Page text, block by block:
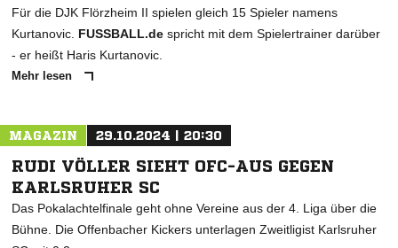
Für die DJK Flörzheim II spielen gleich 15 Spieler namens
Kurtanovic. FUSSBALL.de spricht mit dem Spielertrainer darüber
- er heißt Haris Kurtanovic.
Mehr lesen
MAGAZIN 29.10.2024 | 20:30
RUDI VÖLLER SIEHT OFC-AUS GEGEN
KARLSRUHER SC
Das Pokalachtelfinale geht ohne Vereine aus der 4. Liga über die
Bühne. Die Offenbacher Kickers unterlagen Zweitligist Karlsruher